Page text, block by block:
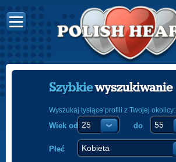
Szybkiewyszukiwanie
Wyszukaj tysiące profili z Twojej okolicy:
Wiek od do
Płeć